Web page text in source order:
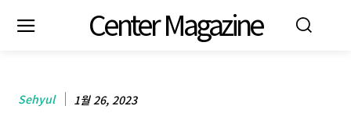
Center Magazine
Sehyul 1월 26, 2023